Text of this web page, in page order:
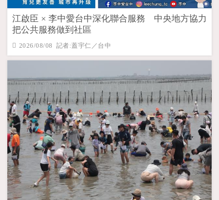
江啟臣 × 李中愛台中深化聯合服務 中央地方協力
把公共服務做到社區
2026/08/08 記者:蓋宇仁／台中